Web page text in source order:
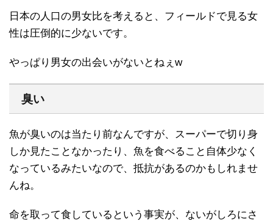
日本の人口の男女比を考えると、フィールドで見る女
性は圧倒的に少ないです。
やっぱり男女の出会いがないとねぇw
臭い
魚が臭いのは当たり前なんですが、スーパーで切り身
しか見たことなかったり、魚を食べること自体少なく
なっているみたいなので、抵抗があるのかもしれませ
んね。
命を取って食しているという事実が、ないがしろにさ